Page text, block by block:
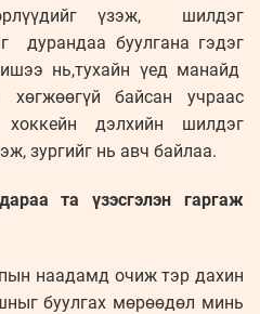
үзэж, шилдэг
дурандаа буулгана гэдэг
нь,тухайн үед манайд
хөгжөөгүй байсан учраас
хоккейн дэлхийн шилдэг
зургийг нь авч байлаа.
та үзэсгэлэн гаргаж
наадамд очиж тэр дахин
буулгах мөрөөдөл минь